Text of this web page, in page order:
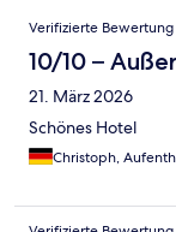
Verifizierte Bewertung
10/10 –
21. März 2026
Schönes Hotel
Christoph,